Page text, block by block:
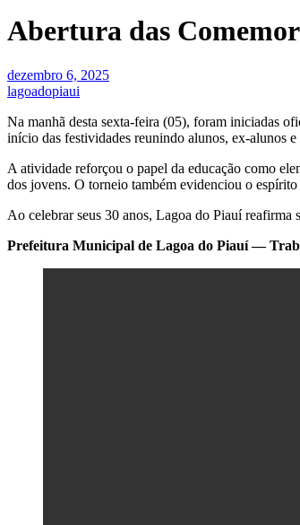
Abertura das
dezembro 6, 2025
lagoadopiaui
Na manhã desta sexta-feira (05), foram iniciadas
início das festividades reunindo alunos, ex-alunos
A atividade reforçou o papel da educação como
dos jovens. O torneio também evidenciou o espírito
Ao celebrar seus 30 anos, Lagoa do Piauí
Prefeitura Municipal de Lagoa do Piauí —